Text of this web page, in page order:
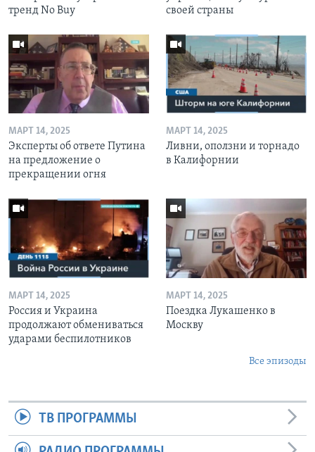
тренд No Buy
своей страны
МАРТ 14, 2025
Эксперты об ответе Путина
на предложение о
прекращении огня
МАРТ 14, 2025
Ливни, оползни и торнадо
в Калифорнии
МАРТ 14, 2025
Россия и Украина
продолжают обмениваться
ударами беспилотников
МАРТ 14, 2025
Поездка Лукашенко в
Москву
Все эпизоды
ТВ ПРОГРАММЫ